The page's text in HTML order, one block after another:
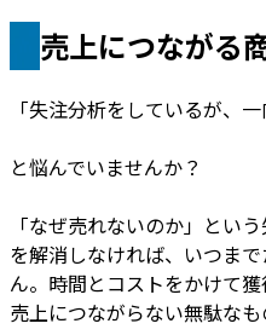
売上につながる
「失注分析をしているが、
と悩んでいませんか？
「なぜ売れないのか」とい
を解消しなければ、いつま
ん。時間とコストをかけて
売上につながらない無駄なも